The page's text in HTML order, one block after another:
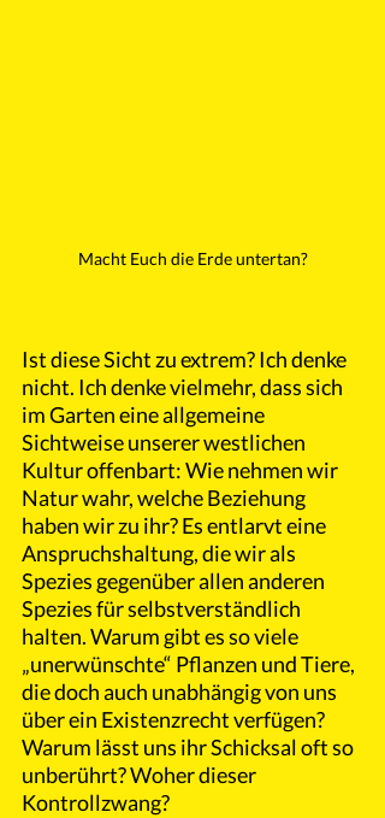
Macht Euch die Erde untertan?
Ist diese Sicht zu extrem? Ich denke
nicht. Ich denke vielmehr, dass sich
im Garten eine allgemeine
Sichtweise unserer westlichen
Kultur offenbart: Wie nehmen wir
Natur wahr, welche Beziehung
haben wir zu ihr? Es entlarvt eine
Anspruchshaltung, die wir als
Spezies gegenüber allen anderen
Spezies für selbstverständlich
halten. Warum gibt es so viele
„unerwünschte“ Pflanzen und Tiere,
die doch auch unabhängig von uns
über ein Existenzrecht verfügen?
Warum lässt uns ihr Schicksal oft so
unberührt? Woher dieser
Kontrollzwang?